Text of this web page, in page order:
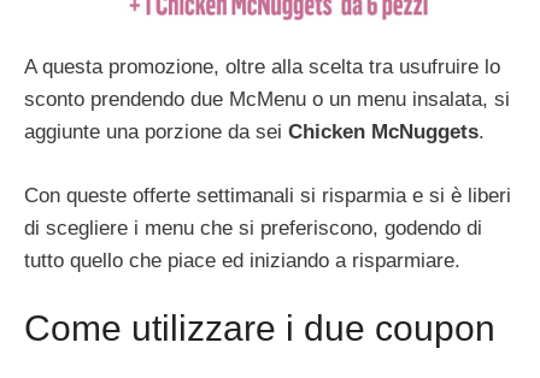
A questa promozione, oltre alla scelta tra usufruire lo
sconto prendendo due McMenu o un menu insalata, si
aggiunte una porzione da sei Chicken McNuggets.
Con queste offerte settimanali si risparmia e si è liberi
di scegliere i menu che si preferiscono, godendo di
tutto quello che piace ed iniziando a risparmiare.
Come utilizzare i due coupon